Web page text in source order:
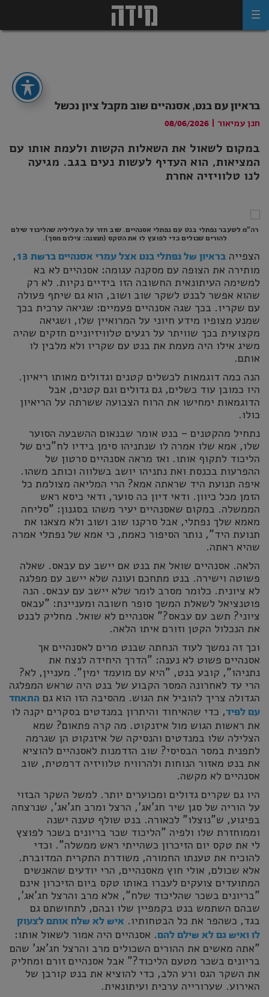
בראיון עם בנט, אסנהיים שוב מקבל ציון נכשל
חנן עמיאור
08/06/2026
במקום לשאול את השאלות הקשות ולעמת אותו עם
המציאות, הוא העדיף לעשות נעים בגב. מגיעה
לנו טלוויזיה אחרת
רה"מ לשעבר נפתלי בנט עם נפתלי אסנהיים. שוב חזר על העליליה שהליכוד שילם
להורים שכולים כדי לפוצץ לו את הטקס (תמונה: צילום מסך).
הצפייה בראיון של נפתלי בנט אצל עמרי אסנהיים ברשת 13
,
מותירה את הצופה עם מסקנה עגומה: אסנהיים לא בא
למשימה העיתונאית החשובה הזו בידיים נקיות. לא רק
שהוא אפשר לבנט לשקר שוב ושוב, הוא גם שיתף פעולה
עם שקריו. בכך שגה אסנהיים פעמיים: שגיאה ערכית בכך
שמנע מצופיו מידע חיוני על המרואיין שלו, ושגיאה
מקצועית בכך שוויתר על רגעים טלוויזיוניים חזקים שהיה
משיג אילו היה מעמת את בנט עם שקריו ולא מלבין לו
אותם.
הנה כמה דוגמאות לכשלים קטנים וגדולים מאותו ריאיון.
היו כמובן עוד כשלים, גם גדולים וגם קטנים, אבל
הדוגמאות ימחישו את הרוח הצבועה ששרתה על הריאיון
כולו.
נתחיל מהקטנים – בנט אומר שבנאום ההשבעה הסוער
שלו, אמא שלו אמרה לו שנתניהו סימן בידיו לח"כים של
הליכוד לתקוף אותו. ואז מראה אסנהיים סרטון של
ההפרעות בכנסת ואת נתניהו יושב בשלווה וכותב משהו.
איפה תנועת היד שראתה אמא? הרי המליאה מצולמת כל
הזמן מכל כיוון. ודאי דיון כה סוער, ודאי כיסא ראש
הממשלה. במקום שאסנהיים יעיר משהו בסגנון: "סליחה
מאמא שלך נפתלי, אבל סרקנו שוב ושוב ולא מצאנו את
תנועת היד", נותר הסיפור כאמת, כי אמא של נפתלי אמרה
שהיא ראתה.
הלאה. אסנהיים שואל את בנט אם יישב עם עבאס. שאלה
פשוטה וישירה. בנט מתחכם ועונה שלא יישב עם מפלגה
לא ציונית. כלומר מסרב לומר שלא יישב עם עבאס. הנה
פוטנציאל לשאלת המשך סופר חשובה ומעניינת: "עבאס
ציוני? תשב עם עבאס?" אסנהיים לא שואל. מחליק לבנט
את הנכלול הקטן וזורם איתו הלאה.
וכך זה נמשך לעוד הנחתה שבנט מרים לאסנהיים אך
אסנהיים פשוט לא נענה: "הדרך היחידה לנצח את
נתניהו", קובע בנט, "היא עם מועמד ימין". מעניין, לא?
הרי עד לאחרונה המסר הקבוע של בנט היה שראש המפלגה
הגדולה צריך להוביל את הגוש. מהסיבה הזו הוא גם התאחד
עם לפיד, כדי שהאיחוד והיתרון במנדטים בסקרים יקנה לו
את ראשות הגוש מול איזנקוט. מה קרה פתאום? שמא
הצלילה שלו במנדטים והנסיקה של איזנקוט הן שגרמה
לתפנית במסר הבסיסי? שוב הזדמנות לאסנהיים להוציא
את בנט מאזור הנוחות ולהרוויח טלוויזיה דרמטית, שוב
אסנהיים לא מקשה.
היו גם שקרים גדולים ומכוערים יותר. למשל השקר הבזוי
על הוריה של סגן שיר חג'אג', הרצל ומרב חג'אג', שנרצחה
בפיגוע, ש"נוצלו" לכאורה. בנט שולף טענה ישנה
וממוחזרת שלו ולפיה "הליכוד שכר בריונים בשכר לפוצץ
לי את טקס יום הזיכרון כשהייתי ראש ממשלה". וכדי
להוכיח את טענתו החמורה, משודרת התקרית המדוברת.
אלא שכולם, אולי חוץ מאסנהיים, הרי יודעים שהאנשים
המתועדים צועקים לעברו באותו טקס ביום הזיכרון אינם
"בריונים בשכר שהליכוד שלח", אלא מרב והרצל חג'אג',
שבהם השתמש בנט בקמפיין שלו ובהם, לתחושתם גם
בגד, כשהפר את כל הבטחותיו. איש לא שלח אותם לצעוק
לו ואיש גם לא שילם להם. אסנהיים היה אמור לשאול אותו:
"אתה מאשים את ההורים השכולים מרב והרצל חג'אג' שהם
בריונים בשכר מטעם הליכוד?" אבל אסנהיים זורם ומחליק
את השקר הגס ורע הלב, כדי להוציא את בנט קורבן של
האירוע. שערורייה ערכית ועיתונאית.